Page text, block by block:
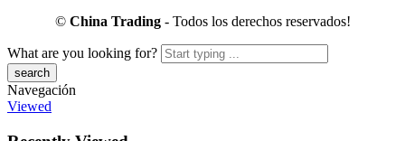
© China Trading - Todos los derechos reservados!
What are you looking for?
Navegación
Viewed